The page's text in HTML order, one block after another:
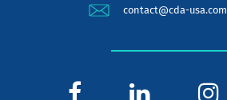
contact@cda-usa.com